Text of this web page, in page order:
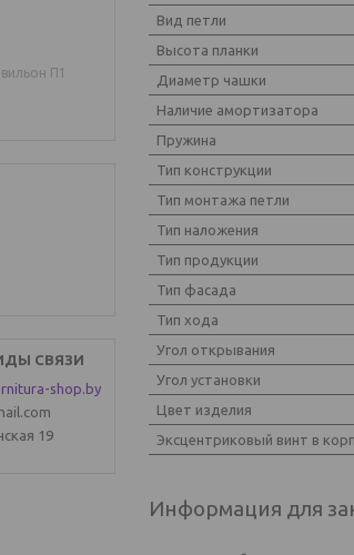
Вид петли
Высота планки
Диаметр чашки
Наличие амортизатора
Пружина
Тип конструкции
Тип монтажа петли
Тип наложения
Тип продукции
Тип фасада
Тип хода
Угол открывания
Угол установки
Цвет изделия
Эксцентриковый винт в
Информация для
П1
shop.by
19